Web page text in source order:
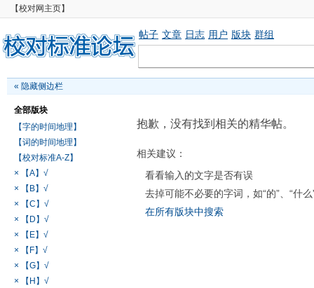
【校对网主页】
帖子 文章 日志 用户 版块 群组
« 隐藏侧边栏
全部版块
【字的时间地理】
【词的时间地理】
【校对标准A-Z】
× 【A】√
× 【B】√
× 【C】√
× 【D】√
× 【E】√
× 【F】√
× 【G】√
× 【H】√
抱歉，没有找到相关的精华帖。
相关建议：
看看输入的文字是否有误
去掉可能不必要的字词，如“的”、“什么
在所有版块中搜索